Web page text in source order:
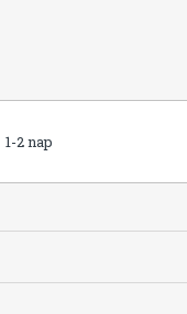
1-2 nap